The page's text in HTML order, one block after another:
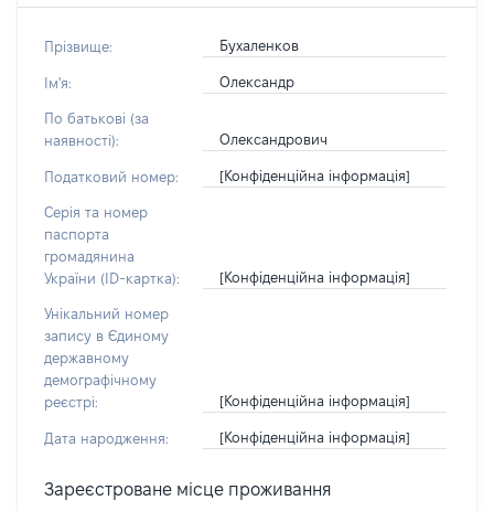
Прізвище: Бухаленков
Ім'я: Олександр
По батькові (за
наявності):
Олександрович
Податковий номер: [Конфіденційна інформація]
Серія та номер
паспорта
громадянина
України (ID-картка):
[Конфіденційна інформація]
Унікальний номер
запису в Єдиному
державному
демографічному
реєстрі:
[Конфіденційна інформація]
Дата народження: [Конфіденційна інформація]
Зареєстроване місце проживання